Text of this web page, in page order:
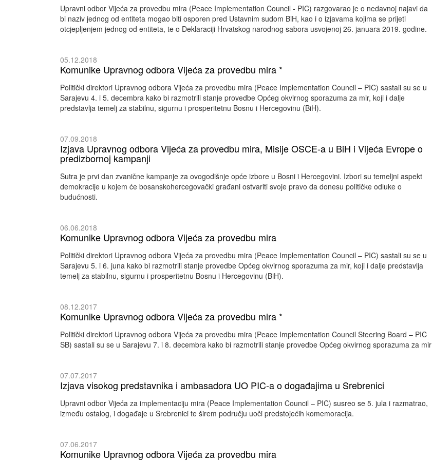
Upravni odbor Vijeća za provedbu mira (Peace Implementation Council - PIC) razgovarao je o nedavnoj najavi da
bi naziv jednog od entiteta mogao biti osporen pred Ustavnim sudom BiH, kao i o izjavama kojima se prijeti
otcjepljenjem jednog od entiteta, te o Deklaraciji Hrvatskog narodnog sabora usvojenoj 26. januara 2019. godine.
05.12.2018
Komunike Upravnog odbora Vijeća za provedbu mira *
Politički direktori Upravnog odbora Vijeća za provedbu mira (Peace Implementation Council – PIC) sastali su se u
Sarajevu 4. i 5. decembra kako bi razmotrili stanje provedbe Općeg okvirnog sporazuma za mir, koji i dalje
predstavlja temelj za stabilnu, sigurnu i prosperitetnu Bosnu i Hercegovinu (BiH).
07.09.2018
Izjava Upravnog odbora Vijeća za provedbu mira, Misije OSCE-a u BiH i Vijeća Evrope o
predizbornoj kampanji
Sutra je prvi dan zvanične kampanje za ovogodišnje opće izbore u Bosni i Hercegovini. Izbori su temeljni aspekt
demokracije u kojem će bosanskohercegovački građani ostvariti svoje pravo da donesu političke odluke o
budućnosti.
06.06.2018
Komunike Upravnog odbora Vijeća za provedbu mira
Politički direktori Upravnog odbora Vijeća za provedbu mira (Peace Implementation Council – PIC) sastali su se u
Sarajevu 5. i 6. juna kako bi razmotrili stanje provedbe Općeg okvirnog sporazuma za mir, koji i dalje predstavlja
temelj za stabilnu, sigurnu i prosperitetnu Bosnu i Hercegovinu (BiH).
08.12.2017
Komunike Upravnog odbora Vijeća za provedbu mira *
Politički direktori Upravnog odbora Vijeća za provedbu mira (Peace Implementation Council Steering Board – PIC
SB) sastali su se u Sarajevu 7. i 8. decembra kako bi razmotrili stanje provedbe Općeg okvirnog sporazuma za mir
07.07.2017
Izjava visokog predstavnika i ambasadora UO PIC-a o događajima u Srebrenici
Upravni odbor Vijeća za implementaciju mira (Peace Implementation Council – PIC) susreo se 5. jula i razmatrao,
između ostalog, i događaje u Srebrenici te širem području uoči predstojećih komemoracija.
07.06.2017
Komunike Upravnog odbora Vijeća za provedbu mira